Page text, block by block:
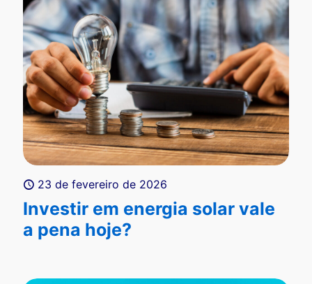
23 de fevereiro de 2026
Investir em energia solar vale
a pena hoje?